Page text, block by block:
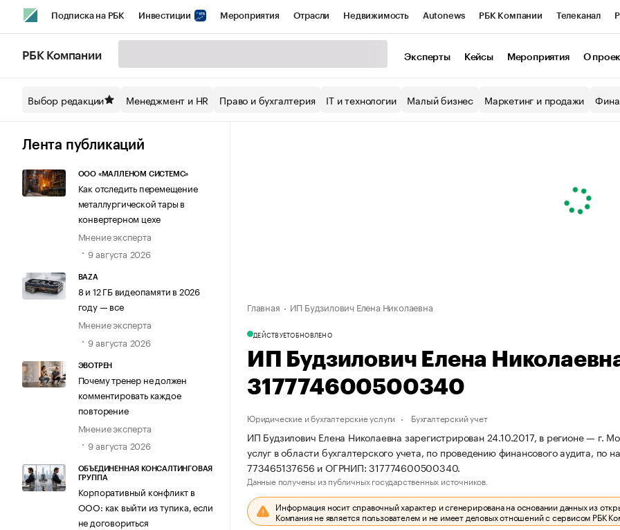
Подписка на РБК Инвестиции Мероприятия Отрасли Недвижимость Autonews РБК Компании Телеканал
Спецпроекты СПб Конференции СПб Спецпроекты Экономика Бизнес
Технологии и медиа
РБК Компании Эксперты Кейсы Мероприятия О
Выбор редакции Менеджмент и HR Право и бухгалтерия IT и технологии Малый бизнес Маркетинг и продажи
Лента публикаций
ООО «МАЛЛЕНОМ СИСТЕМС»
Как отследить перемещение
металлургической тары в
конвертерном цехе
Мнение эксперта
9 августа 2026
BAZA
8 и 12 ГБ видеопамяти в 2026
году — все
Мнение эксперта
9 августа 2026
ЭВОТРЕН
Почему тренер не должен
комментировать каждое
повторение
Мнение эксперта
9 августа 2026
ОБЪЕДИНЕННАЯ КОНСАЛТИНГОВАЯ
ГРУППА
Корпоративный конфликт в
ООО: как выйти из тупика, если
не договориться
Главная ИП Будзилович Елена Николаевна
ДЕЙСТВУЕТОБНОВЛЕНО
ИП Будзилович Елена
317774600500340
Юридические и бухгалтерские услуги Бухгалтерский учет
ИП Будзилович Елена Николаевна зарегистрирован 24.10.2017, в регионе — г.
услуг в области бухгалтерского учета, по проведению финансового аудита,
773465137656 и ОГРНИП: 317774600500340.
Данные получены из публичных государственных источников.
Информация носит справочный характер и сгенерирована на основании данных из
Компания не является пользователем и не имеет деловых отношений с сервисом РБК